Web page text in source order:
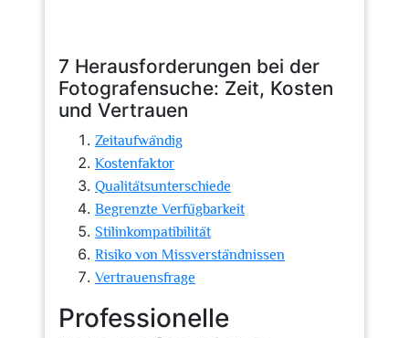
7 Herausforderungen bei der
Fotografensuche: Zeit, Kosten
und Vertrauen
Zeitaufwändig
Kostenfaktor
Qualitätsunterschiede
Begrenzte Verfügbarkeit
Stilinkompatibilität
Risiko von Missverständnissen
Vertrauensfrage
Professionelle